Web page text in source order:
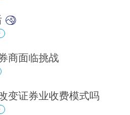
商面临挑战
变证券业收费模式吗